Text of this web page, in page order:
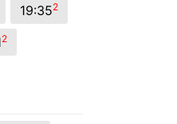
19:352
2